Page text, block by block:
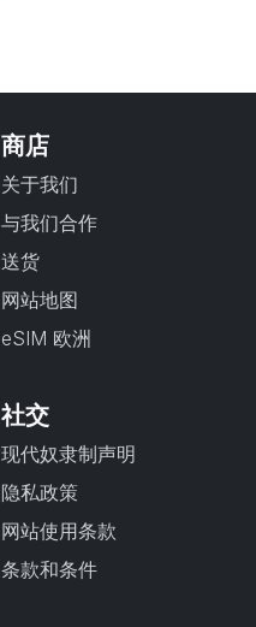
商店
关于我们
与我们合作
送货
网站地图
eSIM 欧洲
社交
现代奴隶制声明
隐私政策
网站使用条款
条款和条件